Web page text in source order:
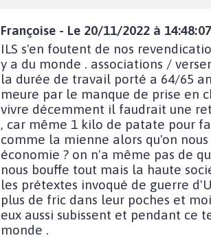
Françoise - Le 20/11/2022 à 14:48:07
ILS s'en foutent de nos
y a du monde . associations /
la durée de travail porté a 64/65
meure par le manque de prise en
vivre décemment il faudrait une
, car même 1 kilo de patate pour
comme la mienne alors qu'on
économie ? on n'a même pas de
nous bouffe tout mais la haute
les prétextes invoqué de guerre
plus de fric dans leur poches et
eux aussi subissent et pendant ce
monde .